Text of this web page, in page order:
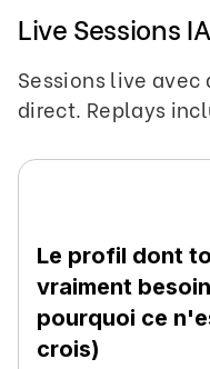
Live Sessions
Sessions live avec
direct. Replays
Le profil dont
vraiment
pourquoi ce
crois)